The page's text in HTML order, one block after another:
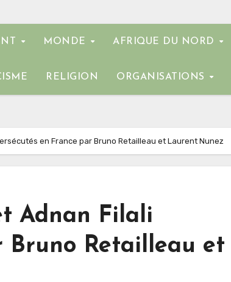
MONDE AFRIQUE DU NORD
RELIGION ORGANISATIONS
en France par Bruno Retailleau et Laurent Nunez
Adnan Filali
Bruno Retailleau et